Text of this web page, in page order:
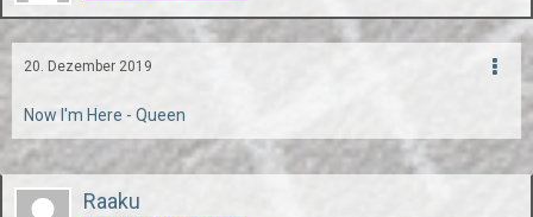
20. Dezember 2019
Now I'm Here - Queen
Raaku